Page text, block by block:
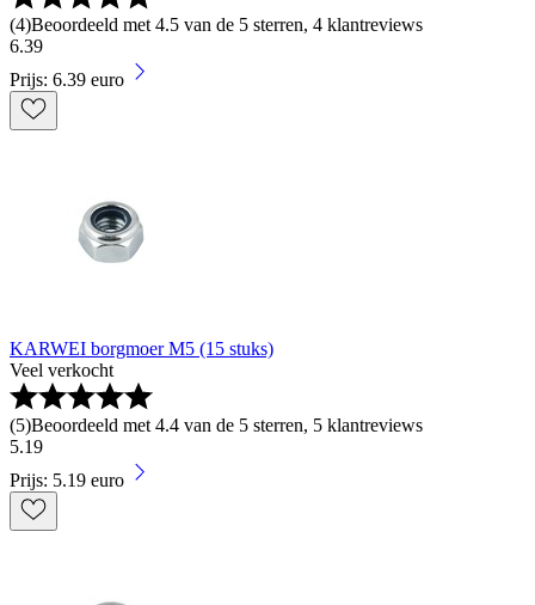
(4)Beoordeeld met 4.5 van de 5 sterren, 4 klantreviews
6.39
Prijs: 6.39 euro
KARWEI borgmoer M5 (15 stuks)
Veel verkocht
(5)Beoordeeld met 4.4 van de 5 sterren, 5 klantreviews
5.19
Prijs: 5.19 euro